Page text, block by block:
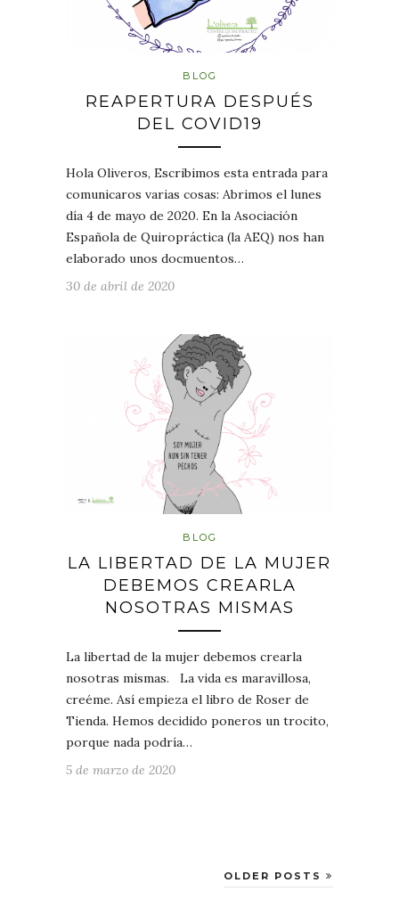
BLOG
REAPERTURA DESPUÉS
DEL COVID19
Hola Oliveros, Escribimos esta entrada para
comunicaros varias cosas: Abrimos el lunes
día 4 de mayo de 2020. En la Asociación
Española de Quiropráctica (la AEQ) nos han
elaborado unos docmuentos…
30 de abril de 2020
BLOG
LA LIBERTAD DE LA MUJER
DEBEMOS CREARLA
NOSOTRAS MISMAS
La libertad de la mujer debemos crearla
nosotras mismas. La vida es maravillosa,
creéme. Así empieza el libro de Roser de
Tienda. Hemos decidido poneros un trocito,
porque nada podría…
5 de marzo de 2020
OLDER POSTS